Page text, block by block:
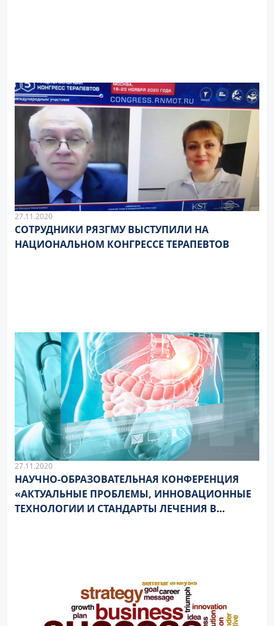
27.11.2020
СОТРУДНИКИ РЯЗГМУ ВЫСТУПИЛИ НА
НАЦИОНАЛЬНОМ КОНГРЕССЕ ТЕРАПЕВТОВ
27.11.2020
НАУЧНО-ОБРАЗОВАТЕЛЬНАЯ КОНФЕРЕНЦИЯ
«АКТУАЛЬНЫЕ ПРОБЛЕМЫ, ИННОВАЦИОННЫЕ
ТЕХНОЛОГИИ И СТАНДАРТЫ ЛЕЧЕНИЯ В